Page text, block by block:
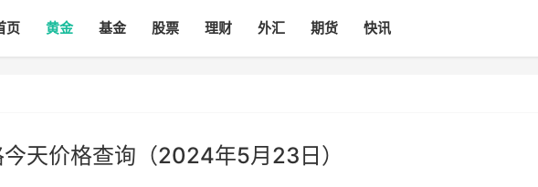
页 黄金 基金 股票 理财 外汇 期货 快讯
天价格查询（2024年5月23日）